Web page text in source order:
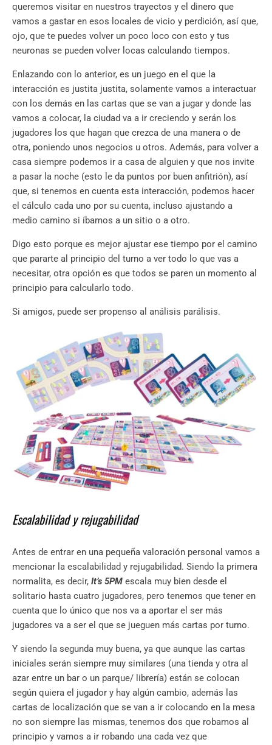
queremos visitar en nuestros trayectos y el dinero que
vamos a gastar en esos locales de vicio y perdición, así que,
ojo, que te puedes volver un poco loco con esto y tus
neuronas se pueden volver locas calculando tiempos.
Enlazando con lo anterior, es un juego en el que la
interacción es justita justita, solamente vamos a interactuar
con los demás en las cartas que se van a jugar y donde las
vamos a colocar, la ciudad va a ir creciendo y serán los
jugadores los que hagan que crezca de una manera o de
otra, poniendo unos negocios u otros. Además, para volver a
casa siempre podemos ir a casa de alguien y que nos invite
a pasar la noche (esto le da puntos por buen anfitrión), así
que, si tenemos en cuenta esta interacción, podemos hacer
el cálculo cada uno por su cuenta, incluso ajustando a
medio camino si íbamos a un sitio o a otro.
Digo esto porque es mejor ajustar ese tiempo por el camino
que pararte al principio del turno a ver todo lo que vas a
necesitar, otra opción es que todos se paren un momento al
principio para calcularlo todo.
Si amigos, puede ser propenso al análisis parálisis.
Escalabilidad y rejugabilidad
Antes de entrar en una pequeña valoración personal vamos a
mencionar la escalabilidad y rejugabilidad. Siendo la primera
normalita, es decir, It’s 5PM escala muy bien desde el
solitario hasta cuatro jugadores, pero tenemos que tener en
cuenta que lo único que nos va a aportar el ser más
jugadores va a ser el que se jueguen más cartas por turno.
Y siendo la segunda muy buena, ya que aunque las cartas
iniciales serán siempre muy similares (una tienda y otra al
azar entre un bar o un parque/ librería) están se colocan
según quiera el jugador y hay algún cambio, además las
cartas de localización que se van a ir colocando en la mesa
no son siempre las mismas, tenemos dos que robamos al
principio y vamos a ir robando una cada vez que